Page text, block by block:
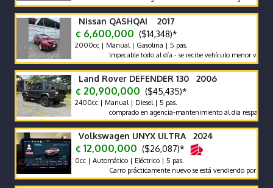
Nissan QASHQAI 2017
¢ 6,600,000 ($14,348)*
2000cc | Manual | Gasolina | 5 pas.
Impecable todo al día - se recibe vehículo menor valor
Land Rover DEFENDER 130 2006
¢ 20,900,000 ($45,435)*
2400cc | Manual | Diesel | 5 pas.
comprado en agencia-mantenimiento al dia respaldo -
Volkswagen UNYX ULTRA 2024
¢ 12,000,000 ($26,087)*
0cc | Automático | Eléctrico | 5 pas.
Carro prácticamente nuevo se está vendiendo por compra